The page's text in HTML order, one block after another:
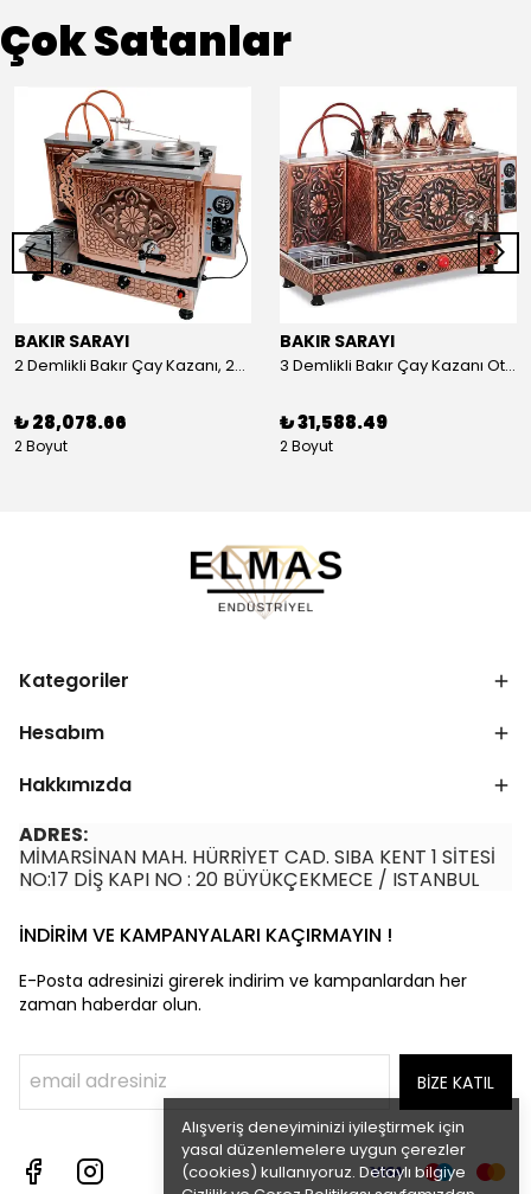
Alışveriş deneyiminizi iyileştirmek için
yasal düzenlemelere uygun çerezler
(cookies) kullanıyoruz. Detaylı bilgiye
Çok Satanlar
BAKIR SARAYI
2 Demlikli Bakır Çay Kazanı, 25 Litre
₺ 28,078.66
2 Boyut
BAKIR SARAYI
3 Demlikli Bakır Çay Kazanı Otomatik, 30 Litre
₺ 31,588.49
2 Boyut
Kategoriler
Hesabım
Hakkımızda
ADRES:
MİMARSİNAN MAH. HÜRRİYET CAD. SIBA KENT 1 SİTESİ
NO:17 DİŞ KAPI NO : 20 BÜYÜKÇEKMECE / ISTANBUL
İNDİRİM VE KAMPANYALARI KAÇIRMAYIN !
E-Posta adresinizi girerek indirim ve kampanlardan her
zaman haberdar olun.
BİZE KATIL